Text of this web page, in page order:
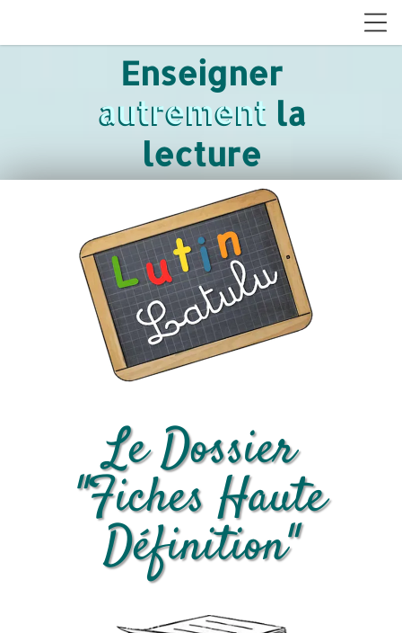
autrement
Enseigner
autrement la
lecture
Le Dossier
"Fiches Haute
Définition"